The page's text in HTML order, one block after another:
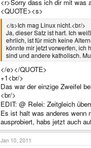
<r>Sorry dass ich dir mit was
<QUOTE><s>
</s>Ich mag Linux nicht.<br/>
Ja, dieser Satz ist hart. Ich
ehrlich, ist für mich keine
könnte mir jetzt vorwerfen, ich
sind und andere katholisch.
</e></QUOTE>
+1<br/>
Das war der einzige Zweifel
<br/>
EDIT: @ Relei: Zeitgleich
Es ist halt was anderes wenn
ausprobiert, habs jetzt auch
Jan 10, 2011